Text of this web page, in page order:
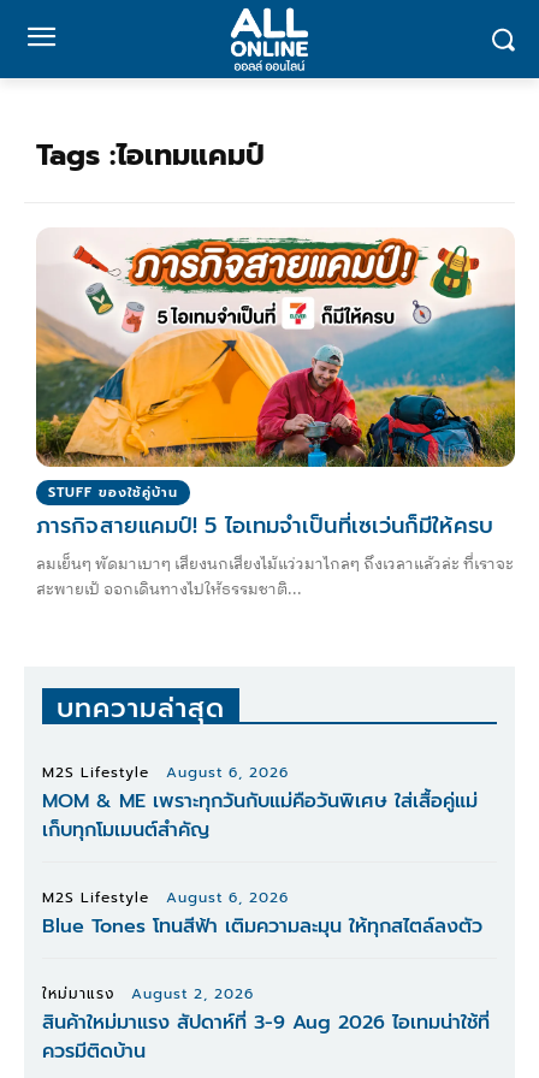
Tags :ไอเทมแคมป์
STUFF ของใช้คู่บ้าน
ภารกิจสายแคมป์! 5 ไอเทมจำเป็นที่เซเว่นก็มีให้ครบ
ลมเย็นๆ พัดมาเบาๆ เสียงนกเสียงไม้แว่วมาไกลๆ ถึงเวลาแล้วล่ะ ที่เราจะ
สะพายเป้ ออกเดินทางไปให้ธรรมชาติ...
บทความล่าสุด
M2S Lifestyle August 6, 2026
MOM & ME เพราะทุกวันกับแม่คือวันพิเศษ ใส่เสื้อคู่แม่
เก็บทุกโมเมนต์สำคัญ
M2S Lifestyle August 6, 2026
Blue Tones โทนสีฟ้า เติมความละมุน ให้ทุกสไตล์ลงตัว
ใหม่มาแรง August 2, 2026
สินค้าใหม่มาแรง สัปดาห์ที่ 3-9 Aug 2026 ไอเทมน่าใช้ที่
ควรมีติดบ้าน